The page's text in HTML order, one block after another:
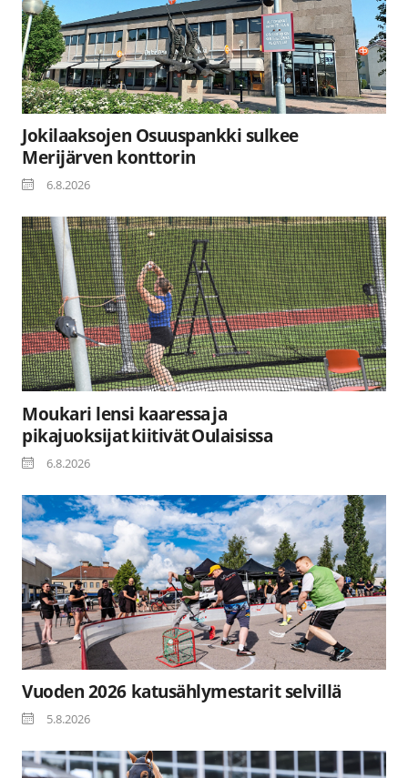
Jokilaaksojen Osuuspankki sulkee
Merijärven konttorin
6.8.2026
Moukari lensi kaaressa ja
pikajuoksijat kiitivät Oulaisissa
6.8.2026
Vuoden 2026 katusählymestarit selvillä
5.8.2026